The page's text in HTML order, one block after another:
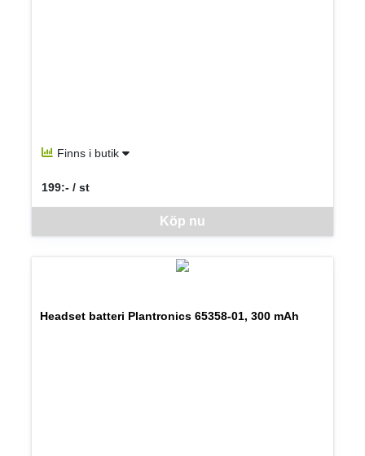
Finns i butik
Denna vara går inte att beställa via webben just nu, vänligen
Köp nu
199:- / st
SEK per ST
Headset batteri Plantronics 65358-01, 300 mAh